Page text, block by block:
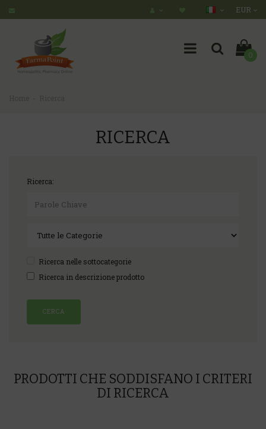
EUR
0
RICERCA
Ricerca:
Ricerca nelle sottocategorie
Ricerca in descrizione prodotto
PRODOTTI CHE SODDISFANO I CRITERI
DI RICERCA